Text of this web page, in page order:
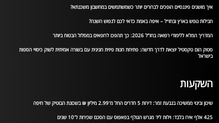
איך מושגים פיננסיים הופכים לברורים יותר כשמשתמשים במחשבון משכנתא?
חבילות נופש בארץ ובחו״ל – איפה באמת כדאי לכם לנפוש השנה?
המדריך המלא ללימודי רפואה בחו”ל 2026: כך תהפכו לרופאים במסלול הבטוח ביותר
סטוק הום טקסטיל יוצאת לדרך חדשה: פתיחת חנות פיזית חגיגית עם בשורה אמיתית לשוק כיסויי הספות
בישראל
השקעות
שיכון ובינוי ממשיכה בגבעת זמר: דירות 5 חדרים החל מ־2.99 מיליון ₪ בשכונת הבוטיק של חיפה
425 אלף אירו בלבד: וילות ליד מגרש הגולף בפאפוס עם הסכם שכירות ל־10 שנים